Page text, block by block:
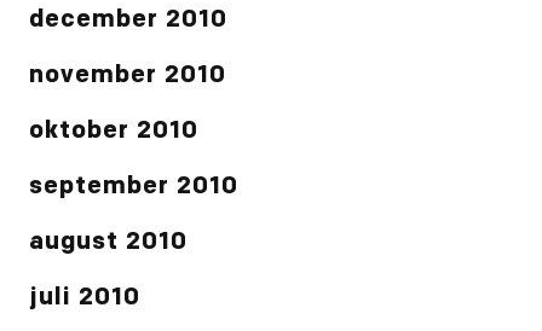
december 2010
november 2010
oktober 2010
september 2010
august 2010
juli 2010